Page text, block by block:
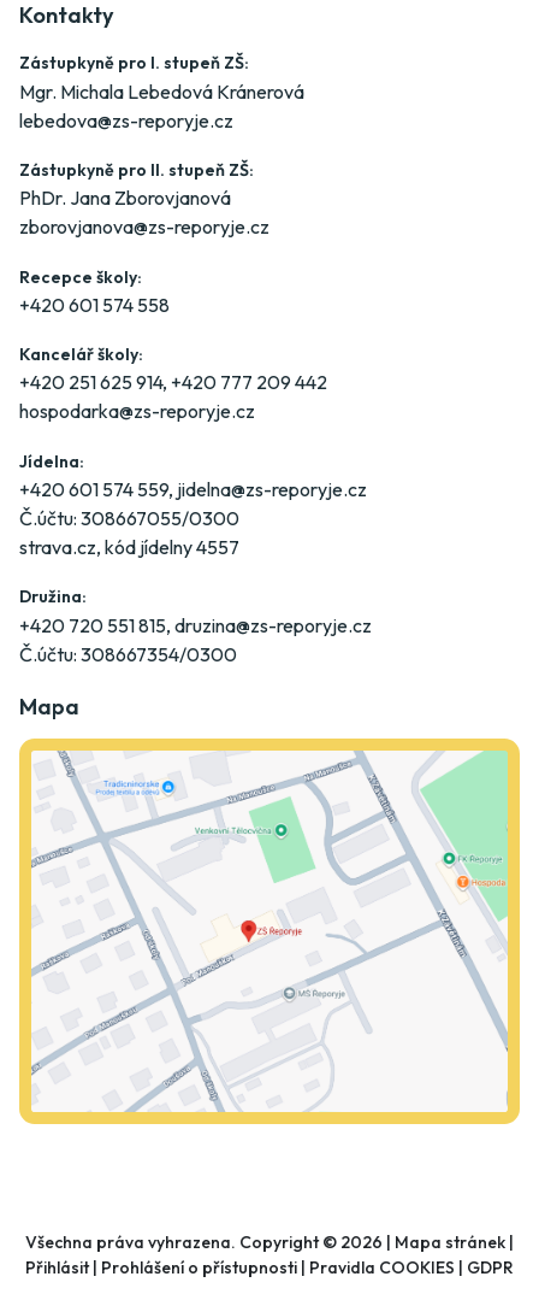
Kontakty
Zástupkyně pro I. stupeň ZŠ:
Mgr. Michala Lebedová Kránerová
lebedova@zs-reporyje.cz
Zástupkyně pro II. stupeň ZŠ:
PhDr. Jana Zborovjanová
zborovjanova@zs-reporyje.cz
Recepce školy:
+420 601 574 558
Kancelář školy:
+420 251 625 914, +420 777 209 442
hospodarka@zs-reporyje.cz
Jídelna:
+420 601 574 559, jidelna@zs-reporyje.cz
Č.účtu: 308667055/0300
strava.cz, kód jídelny 4557
Družina:
+420 720 551 815, druzina@zs-reporyje.cz
Č.účtu: 308667354/0300
Mapa
Všechna práva vyhrazena. Copyright © 2026 | Mapa stránek |
Přihlásit| Prohlášení o přístupnosti | Pravidla COOKIES | GDPR